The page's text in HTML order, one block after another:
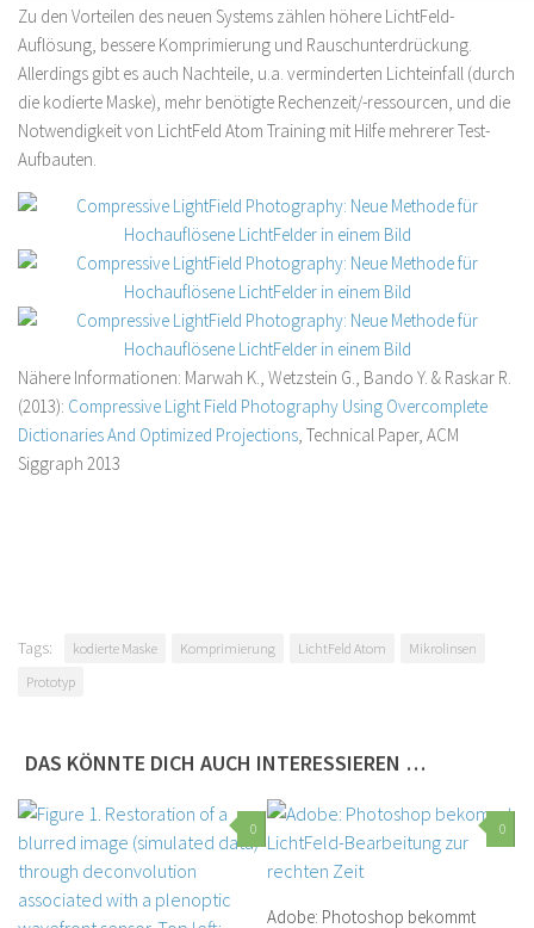
Zu den Vorteilen des neuen Systems zählen höhere LichtFeld-
Auflösung, bessere Komprimierung und Rauschunterdrückung.
Allerdings gibt es auch Nachteile, u.a. verminderten Lichteinfall (durch
die kodierte Maske), mehr benötigte Rechenzeit/-ressourcen, und die
Notwendigkeit von LichtFeld Atom Training mit Hilfe mehrerer Test-
Aufbauten.
Nähere Informationen: Marwah K., Wetzstein G., Bando Y. & Raskar R.
(2013): Compressive Light Field Photography Using Overcomplete
Dictionaries And Optimized Projections, Technical Paper, ACM
Siggraph 2013
Tags: kodierte Maske Komprimierung LichtFeld Atom
Mikrolinsen
Prototyp
DAS KÖNNTE DICH AUCH INTERESSIEREN …
0 0
Adobe: Photoshop bekommt